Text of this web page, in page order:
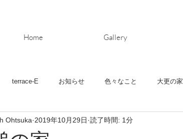
Home Gallery
terrace-E お知らせ 色々なこと 大更の家
Ｈouse 緑ヶ丘の家 清水町の家
Ohtsuka 2019年10月29日 読了時間: 1分